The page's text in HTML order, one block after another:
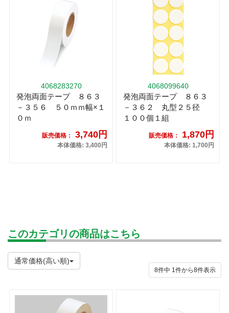
4068283270
発泡両面テープ ８６３
－３５６ ５０ｍｍ幅×１
０ｍ
販売価格： 3,740円
本体価格: 3,400円
4068099640
発泡両面テープ ８６３
－３６２ 丸型２５径
１００個１組
販売価格： 1,870円
本体価格: 1,700円
このカテゴリの商品はこちら
通常価格(高い順)
8件中 1 件から8件表示